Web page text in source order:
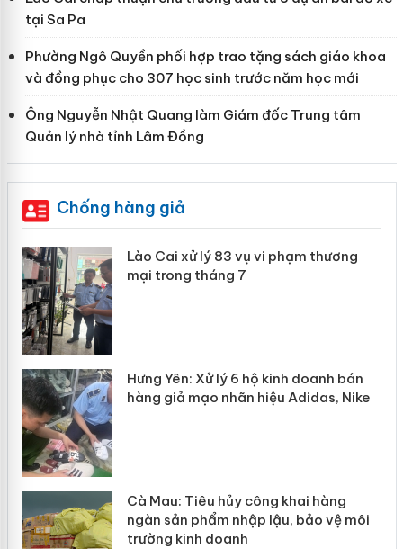
tại Sa Pa
Phường Ngô Quyền phối hợp trao tặng sách giáo khoa
và đồng phục cho 307 học sinh trước năm học mới
Ông Nguyễn Nhật Quang làm Giám đốc Trung tâm
Quản lý nhà tỉnh Lâm Đồng
Chống hàng giả
Lào Cai xử lý 83 vụ vi phạm thương
mại trong tháng 7
Hưng Yên: Xử lý 6 hộ kinh doanh bán
hàng giả mạo nhãn hiệu Adidas, Nike
Cà Mau: Tiêu hủy công khai hàng
ngàn sản phẩm nhập lậu, bảo vệ môi
trường kinh doanh